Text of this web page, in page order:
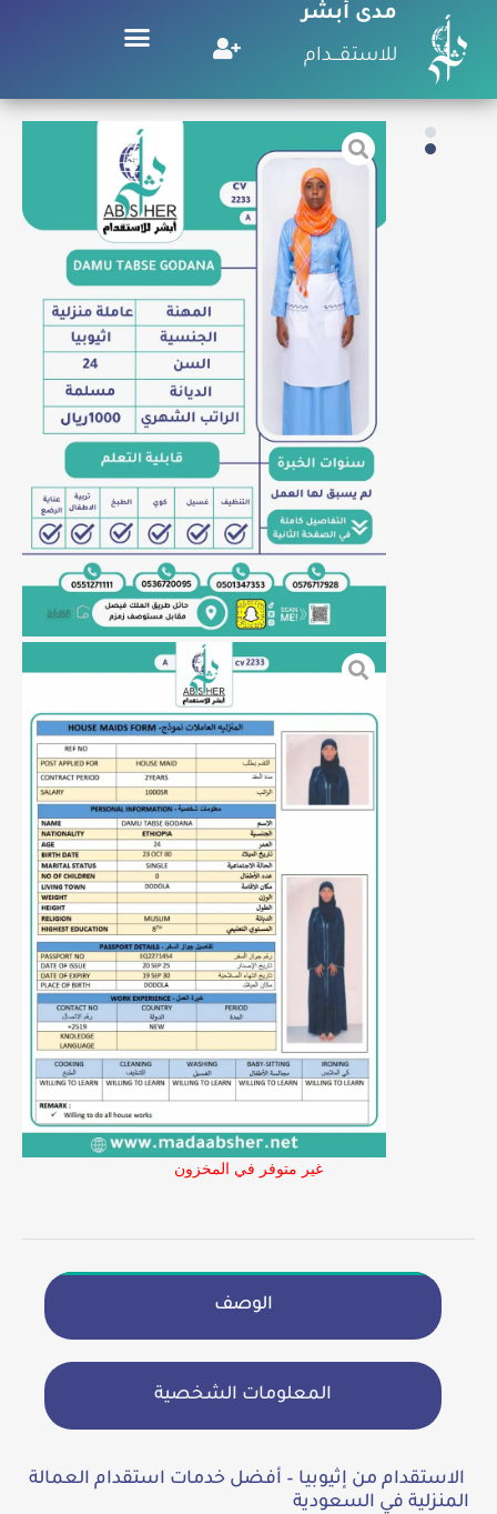
مدى أبشر
للاستقـــدام
غير متوفر في المخزون
الوصف
المعلومات الشخصية
الاستقدام من إثيوبيا – أفضل خدمات استقدام العمالة
المنزلية في السعودية